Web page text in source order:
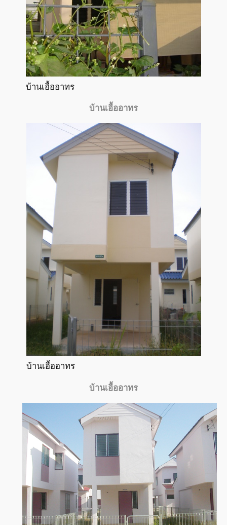
บ้านเอื้ออาทร
บ้านเอื้ออาทร
บ้านเอื้ออาทร
บ้านเอื้ออาทร